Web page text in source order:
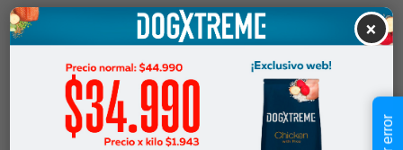
$9803x KG
$99.990
Cantidad:
-
$32.990-$99.990
Selecciona una opción para ver
disponibilidad
×